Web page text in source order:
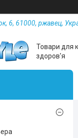
6, 61000, ржавец,
Товари для
здоров'я